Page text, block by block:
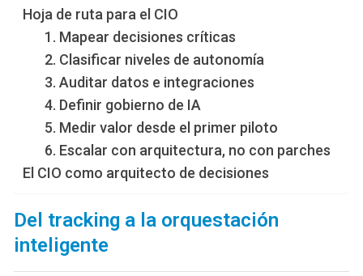
Hoja de ruta para el CIO
1. Mapear decisiones críticas
2. Clasificar niveles de autonomía
3. Auditar datos e integraciones
4. Definir gobierno de IA
5. Medir valor desde el primer piloto
6. Escalar con arquitectura, no con parches
El CIO como arquitecto de decisiones
Del tracking a la orquestación
inteligente